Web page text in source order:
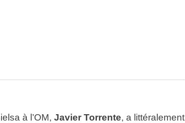
à l’OM, Javier Torrente, a littéralement